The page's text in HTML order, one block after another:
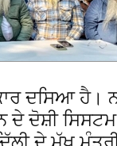
ਦਸਿਆ ਹੈ।
ਦੇ ਦੋਸ਼ੀ